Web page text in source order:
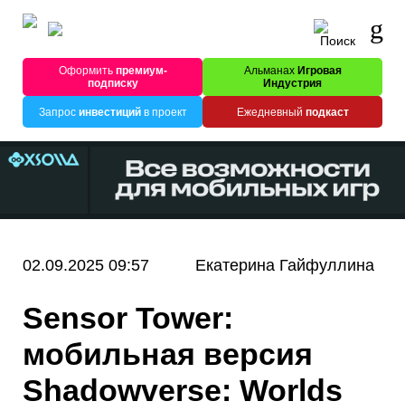
Оформитьпремиум-
подписку
Альманах Игровая
Индустрия
Запрос инвестицийв проект Ежедневный подкаст
02.09.2025 09:57 Екатерина Гайфуллина
Sensor Tower:
мобильная версия
Shadowverse: Worlds